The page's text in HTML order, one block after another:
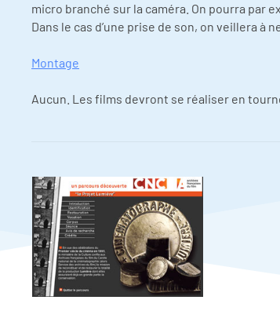
micro branché sur la caméra. On pourra par
Dans le cas d’une prise de son, on veillera à
Montage
Aucun. Les films devront se réaliser en